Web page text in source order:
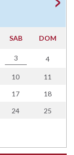
SAB DOM
3 4
10 11
17 18
24 25